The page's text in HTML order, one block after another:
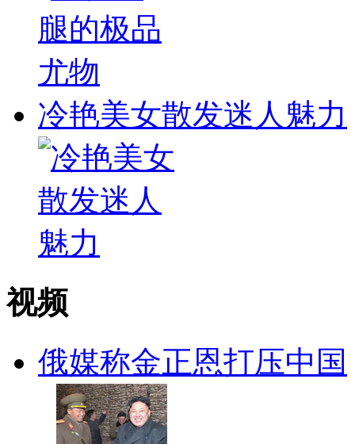
冷艳美女散发迷人魅力
视频
俄媒称金正恩打压中国